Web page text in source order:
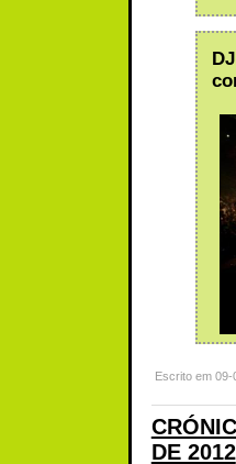
Escrito em 09-
DE 2012